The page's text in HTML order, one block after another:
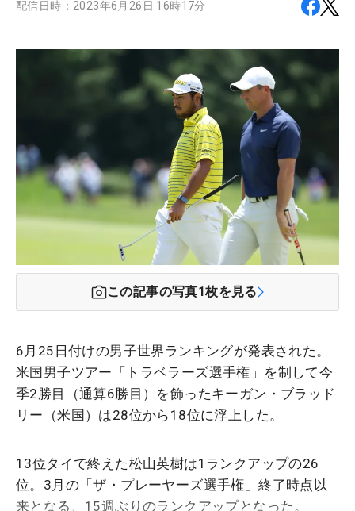
配信日時： 2023年6月26日 16時17分
この記事の写真1枚を見る
6月25日付けの男子世界ランキングが発表された。
米国男子ツアー「トラベラーズ選手権」を制して今
季2勝目（通算6勝目）を飾ったキーガン・ブラッド
リー（米国）は28位から18位に浮上した。
13位タイで終えた松山英樹は1ランクアップの26
位。3月の「ザ・プレーヤーズ選手権」終了時点以
来となる、15週ぶりのランクアップとなった。